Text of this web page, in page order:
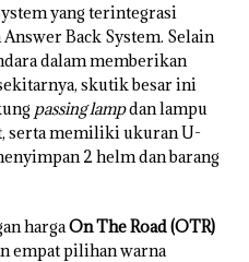
yang terintegrasi
Back System. Selain
dalam memberikan
skutik besar ini
passing lampdan lampu
serta memiliki ukuran U-
2 helm dan barang
hargaOn The Road (OTR)
empat pilihan warna